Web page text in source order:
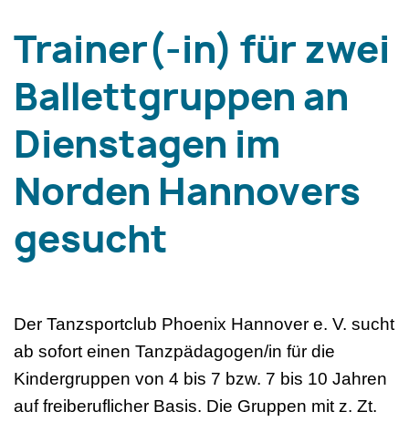
Trainer(-in) für zwei
Ballettgruppen an
Dienstagen im
Norden Hannovers
gesucht
Der Tanzsportclub Phoenix Hannover e. V. sucht
ab sofort einen Tanzpädagogen/in für die
Kindergruppen von 4 bis 7 bzw. 7 bis 10 Jahren
auf freiberuflicher Basis. Die Gruppen mit z. Zt.